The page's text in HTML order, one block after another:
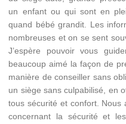
un enfant ou qui sont en
quand bébé grandit. Les
nombreuses et on se sent
J’espère pouvoir vous
beaucoup aimé la façon de
manière de conseiller sans
un siège sans culpabilisé, en
tous sécurité et confort.
concernant la sécurité et